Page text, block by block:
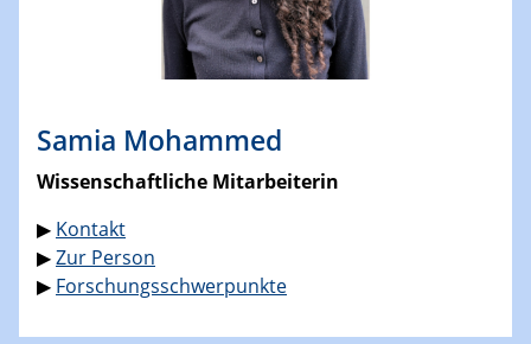
Samia Mohammed
Wissenschaftliche Mitarbeiterin
▶ Kontakt
▶Zur Person
▶ Forschungsschwerpunkte